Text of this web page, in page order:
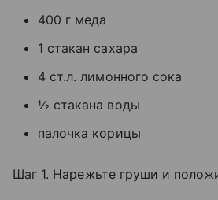
400 г меда
1 стакан сахара
4 ст.л. лимонного сока
½ стакана воды
палочка корицы
Шаг 1. Нарежьте груши и